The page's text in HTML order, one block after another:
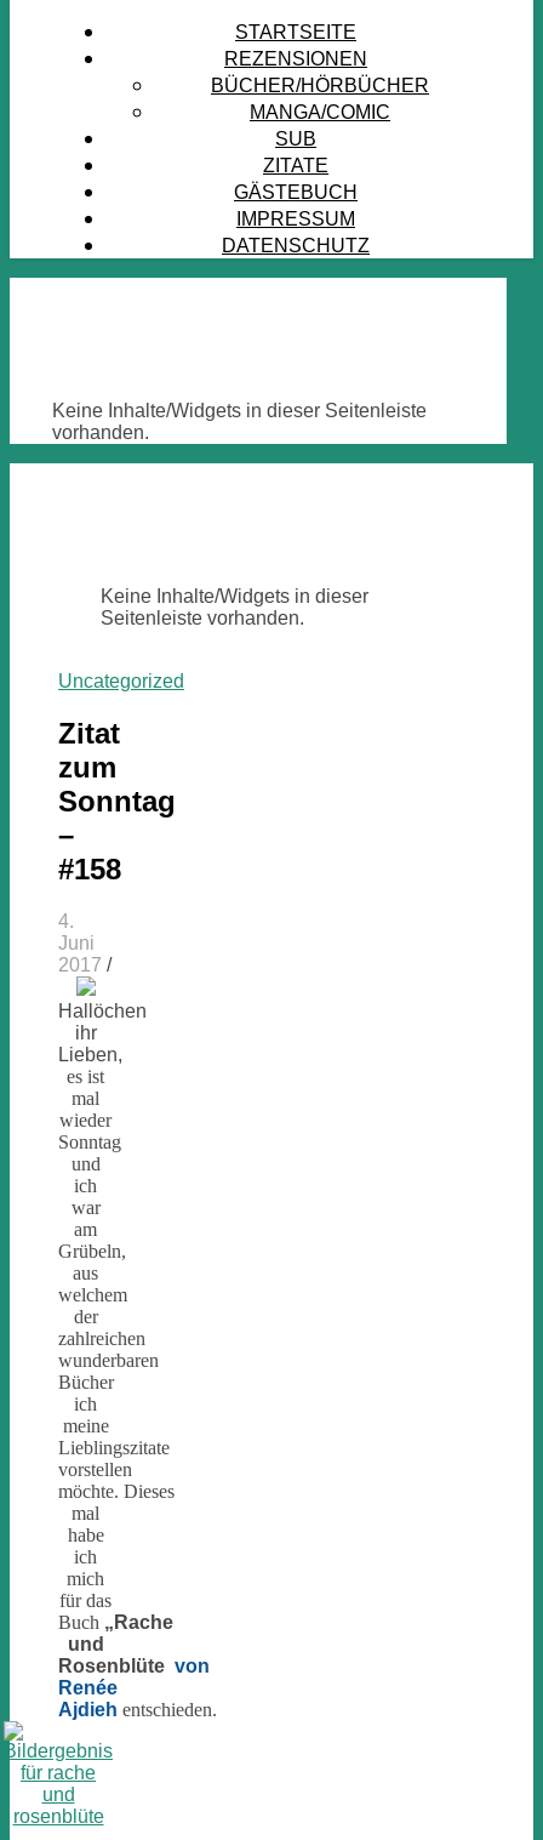
STARTSEITE
REZENSIONEN
BÜCHER/HÖRBÜCHER
MANGA/COMIC
SUB
ZITATE
GÄSTEBUCH
IMPRESSUM
DATENSCHUTZ
Keine Inhalte/Widgets in dieser Seitenleiste
vorhanden.
Keine Inhalte/Widgets in dieser
Seitenleiste vorhanden.
Uncategorized
Zitat
zum
Sonntag
–
#158
4.
Juni
2017 /
Hallöchen
ihr
Lieben,
es ist
mal
wieder
Sonntag
und
ich
war
am
Grübeln,
aus
welchem
der
zahlreichen
wunderbaren
Bücher
ich
meine
Lieblingszitate
vorstellen
möchte. Dieses
mal
habe
ich
mich
für das
Buch „Rache
und
Rosenblüte von
Renée
Ajdieh entschieden.